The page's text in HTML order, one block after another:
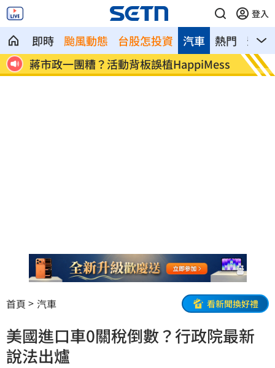
登入
即時 颱風動態 台股怎投資 熱門 影音
汽車
飛機餐1果汁爆廁所之亂 醫：3類人勿亂
喝
獨／
幕
首頁 汽車 看新聞換好禮
美國進口車0關稅倒數？行政院最新
說法出爐